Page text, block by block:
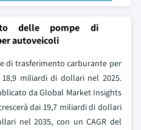
delle pompe di
autoveicoli
di trasferimento carburante per
miliardi di dollari nel 2025.
da Global Market Insights
dai 19,7 miliardi di dollari
nel 2035, con un CAGR del